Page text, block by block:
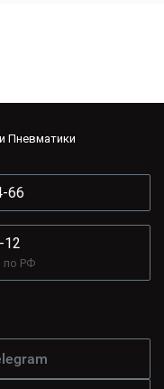
Пневматики
66
12
по РФ